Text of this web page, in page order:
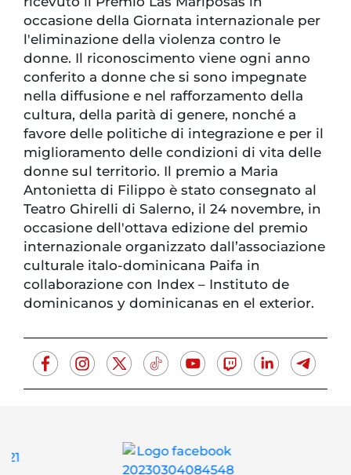
occasione della Giornata internazionale per
l'eliminazione della violenza contro le
donne. Il riconoscimento viene ogni anno
conferito a donne che si sono impegnate
nella diffusione e nel rafforzamento della
cultura, della parità di genere, nonché a
favore delle politiche di integrazione e per il
miglioramento delle condizioni di vita delle
donne sul territorio. Il premio a Maria
Antonietta di Filippo è stato consegnato al
Teatro Ghirelli di Salerno, il 24 novembre, in
occasione dell'ottava edizione del premio
internazionale organizzato dall’associazione
culturale italo-dominicana Paifa in
collaborazione con Index – Instituto de
dominicanos y dominicanas en el exterior.